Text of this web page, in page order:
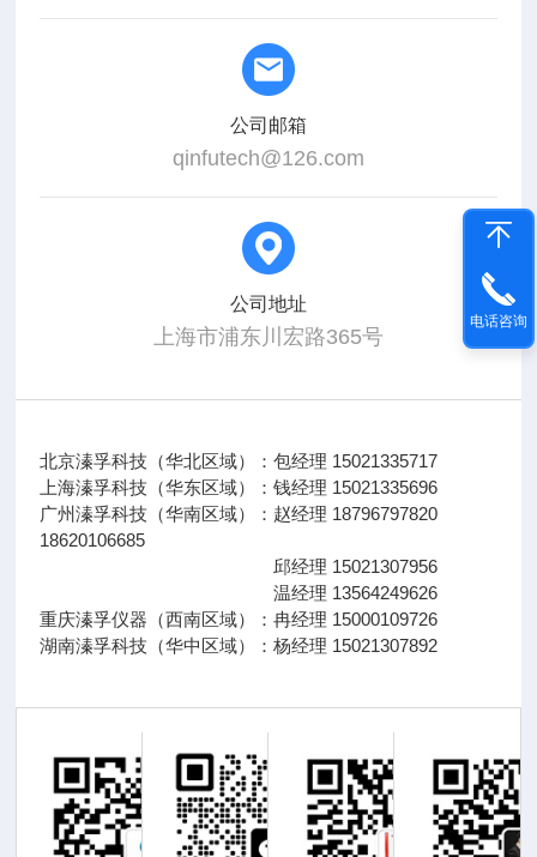
公司邮箱
qinfutech@126.com
公司地址
上海市浦东川宏路365号
北京溱孚科技（华北区域）：包经理 15021335717
上海溱孚科技（华东区域）：钱经理 15021335696
广州溱孚科技（华南区域）：赵经理 18796797820
18620106685
邱经理 15021307956
温经理 13564249626
重庆溱孚仪器（西南区域）：冉经理 15000109726
湖南溱孚科技（华中区域）：杨经理 15021307892
电话咨询